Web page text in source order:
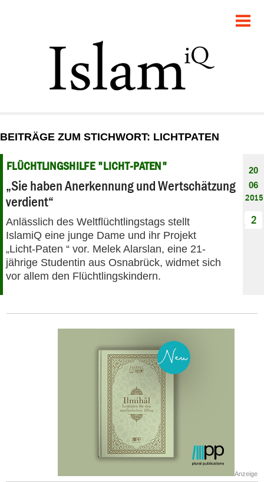
GESELLSCHAFT
STARTSEITE
DEBATTE
PANORAMA
BEITRÄGE ZUM STICHWORT: LICHTPATEN
FLÜCHTLINGSHILFE "LICHT-PATEN"
„Sie haben Anerkennung und Wertschätzung
verdient“
Anlässlich des Weltflüchtlingstags stellt
IslamiQ eine junge Dame und ihr Projekt
„Licht-Paten “ vor. Melek Alarslan, eine 21-
jährige Studentin aus Osnabrück, widmet sich
vor allem den Flüchtlingskindern.
20
06
2015
2
Anzeige